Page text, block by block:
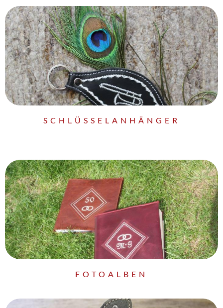
SCHLÜSSELANHÄNGER
FOTOALBEN